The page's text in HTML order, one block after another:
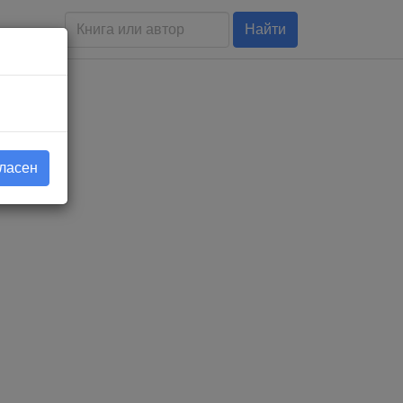
Найти